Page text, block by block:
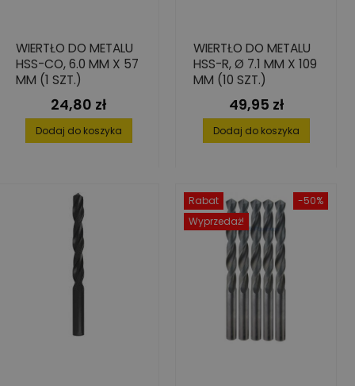
WIERTŁO DO METALU
HSS-CO, 6.0 MM X 57
MM (1 SZT.)
Cena
24,80 zł
Dodaj do koszyka
WIERTŁO DO METALU
HSS-R, Ø 7.1 MM X 109
MM (10 SZT.)
Cena
49,95 zł
Dodaj do koszyka
-50%
Rabat
Wyprzedaż!